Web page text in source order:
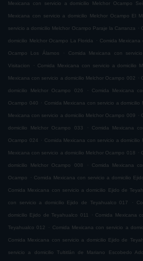
Mexicana con servicio a domicilio Melchor Ocampo
Mexicana con servicio a domicilio Melchor Ocampo El
servicio a domicilio Melchor Ocampo Paraje la Carranza .
domicilio Melchor Ocampo La Florida . Comida Mexicana
Ocampo Los Álamos . Comida Mexicana con
Visitacion . Comida Mexicana con servicio a domicilio
Mexicana con servicio a domicilio Melchor Ocampo 002 .
domicilio Melchor Ocampo 026 . Comida Mexicana
Ocampo 040 . Comida Mexicana con servicio a domicilio
Mexicana con servicio a domicilio Melchor Ocampo 009 .
domicilio Melchor Ocampo 033 . Comida Mexicana
Ocampo 024 . Comida Mexicana con servicio a domicilio
Mexicana con servicio a domicilio Melchor Ocampo 018 .
domicilio Melchor Ocampo 008 . Comida Mexicana
Ocampo . Comida Mexicana con servicio a domicilio
Comida Mexicana con servicio a domicilio Ejido de
con servicio a domicilio Ejido de Teyahualco 017 .
domicilio Ejido de Teyahualco 011 . Comida Mexicana
Teyahualco 012 . Comida Mexicana con servicio a
Comida Mexicana con servicio a domicilio Ejido de
servicio a domicilio Tultitlán de Mariano Escobedo